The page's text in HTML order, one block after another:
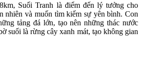
Suối Tranh là điểm đến lý tưởng cho
nhiên và muốn tìm kiếm sự yên bình. Con
tảng đá lớn, tạo nên những thác nước
suối là rừng cây xanh mát, tạo không gian